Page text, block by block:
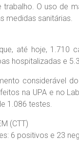
trabalho. O uso de
medidas sanitárias.
até hoje, 1.710
hospitalizadas e
considerável
na UPA e no
1.086 testes.
(CTT)
6 positivos e 23